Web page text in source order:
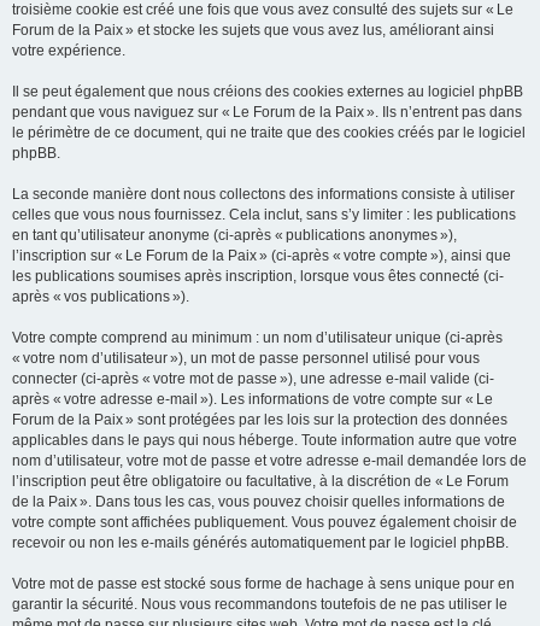
troisième cookie est créé une fois que vous avez consulté des sujets sur « Le
Forum de la Paix » et stocke les sujets que vous avez lus, améliorant ainsi
votre expérience.
Il se peut également que nous créions des cookies externes au logiciel phpBB
pendant que vous naviguez sur « Le Forum de la Paix ». Ils n’entrent pas dans
le périmètre de ce document, qui ne traite que des cookies créés par le logiciel
phpBB.
La seconde manière dont nous collectons des informations consiste à utiliser
celles que vous nous fournissez. Cela inclut, sans s’y limiter : les publications
en tant qu’utilisateur anonyme (ci-après « publications anonymes »),
l’inscription sur « Le Forum de la Paix » (ci-après « votre compte »), ainsi que
les publications soumises après inscription, lorsque vous êtes connecté (ci-
après « vos publications »).
Votre compte comprend au minimum : un nom d’utilisateur unique (ci-après
« votre nom d’utilisateur »), un mot de passe personnel utilisé pour vous
connecter (ci-après « votre mot de passe »), une adresse e-mail valide (ci-
après « votre adresse e-mail »). Les informations de votre compte sur « Le
Forum de la Paix » sont protégées par les lois sur la protection des données
applicables dans le pays qui nous héberge. Toute information autre que votre
nom d’utilisateur, votre mot de passe et votre adresse e-mail demandée lors de
l’inscription peut être obligatoire ou facultative, à la discrétion de « Le Forum
de la Paix ». Dans tous les cas, vous pouvez choisir quelles informations de
votre compte sont affichées publiquement. Vous pouvez également choisir de
recevoir ou non les e-mails générés automatiquement par le logiciel phpBB.
Votre mot de passe est stocké sous forme de hachage à sens unique pour en
garantir la sécurité. Nous vous recommandons toutefois de ne pas utiliser le